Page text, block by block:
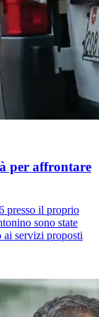
per affrontare
presso il proprio
sono state
ai servizi proposti